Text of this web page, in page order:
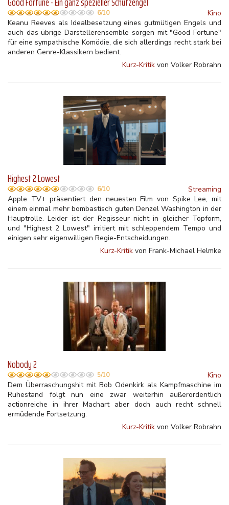
6/10
Kino
Keanu Reeves als Idealbesetzung eines gutmütigen Engels und
auch das übrige Darstellerensemble sorgen mit "Good Fortune"
für eine sympathische Komödie, die sich allerdings recht stark bei
anderen Genre-Klassikern bedient.
Kurz-Kritik von Volker Robrahn
Highest 2 Lowest
6/10
Streaming
Apple TV+ präsentiert den neuesten Film von Spike Lee, mit
einem einmal mehr bombastisch guten Denzel Washington in der
Hauptrolle. Leider ist der Regisseur nicht in gleicher Topform,
und "Highest 2 Lowest" irritiert mit schleppendem Tempo und
einigen sehr eigenwilligen Regie-Entscheidungen.
Kurz-Kritik von Frank-Michael Helmke
Nobody 2
5/10
Kino
Dem Überraschungshit mit Bob Odenkirk als Kampfmaschine im
Ruhestand folgt nun eine zwar weiterhin außerordentlich
actionreiche in ihrer Machart aber doch auch recht schnell
ermüdende Fortsetzung.
Kurz-Kritik von Volker Robrahn